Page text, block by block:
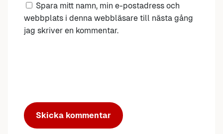
Spara mitt namn, min e-postadress och
webbplats i denna webbläsare till nästa gång
jag skriver en kommentar.